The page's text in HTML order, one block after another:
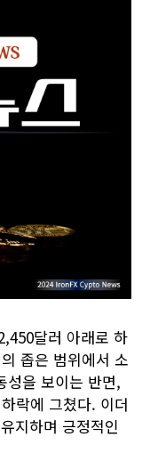
달러 아래로 하
좁은 범위에서 소
성을 보이는 반면,
락에 그쳤다. 이더
지하며 긍정적인